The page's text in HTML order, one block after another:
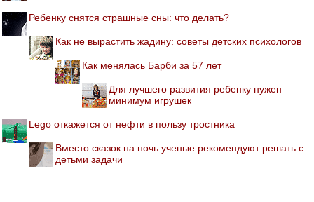
Ребенку снятся страшные сны: что делать?
Как не вырастить жадину: советы детских психологов
Как менялась Барби за 57 лет
Для лучшего развития ребенку нужен
минимум игрушек
Lego откажется от нефти в пользу тростника
Вместо сказок на ночь ученые рекомендуют решать с
детьми задачи